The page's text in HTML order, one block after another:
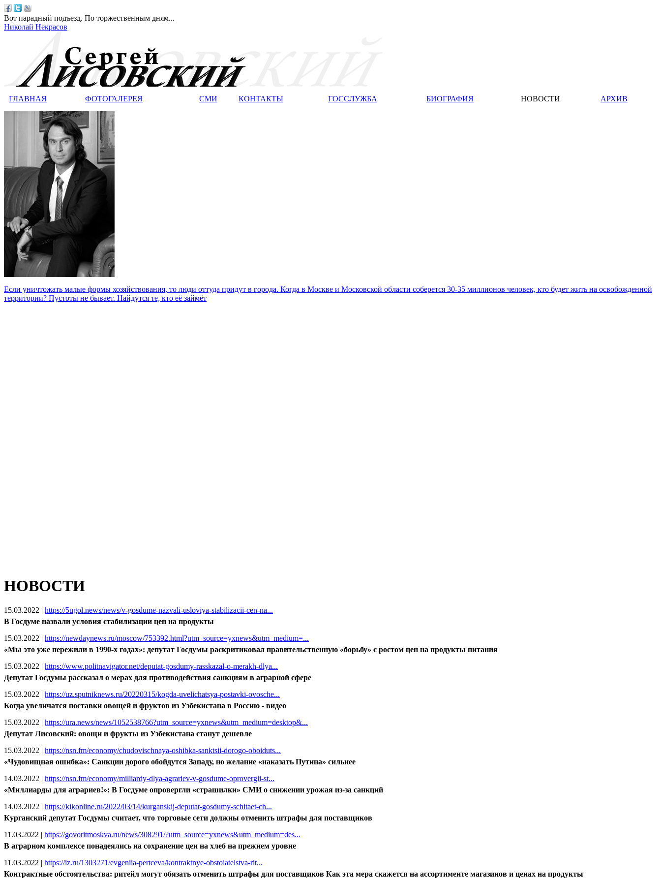
Вот парадный подъезд. По торжественным дням...
Николай Некрасов
ГЛАВНАЯ ФОТОГАЛЕРЕЯ СМИ КОНТАКТЫ ГОССЛУЖБА БИОГРАФИЯ НОВОСТИ АРХИВ
Если уничтожать малые формы хозяйствования, то люди оттуда придут в города. Когда в Москве и Московской области соберется 30-35 миллионов человек, кто будет жить на освобожденной
территории? Пустоты не бывает. Найдутся те, кто её займёт
НОВОСТИ
15.03.2022 | https://5ugol.news/news/v-gosdume-nazvali-usloviya-stabilizacii-cen-na...
В Госдуме назвали условия стабилизации цен на продукты
15.03.2022 | https://newdaynews.ru/moscow/753392.html?utm_source=yxnews&utm_medium=...
«Мы это уже пережили в 1990-х годах»: депутат Госдумы раскритиковал правительственную «борьбу» с ростом цен на продукты питания
15.03.2022 | https://www.politnavigator.net/deputat-gosdumy-rasskazal-o-merakh-dlya...
Депутат Госдумы рассказал о мерах для противодействия санкциям в аграрной сфере
15.03.2022 | https://uz.sputniknews.ru/20220315/kogda-uvelichatsya-postavki-ovosche...
Когда увеличатся поставки овощей и фруктов из Узбекистана в Россию - видео
15.03.2022 | https://ura.news/news/1052538766?utm_source=yxnews&utm_medium=desktop&...
Депутат Лисовский: овощи и фрукты из Узбекистана станут дешевле
15.03.2022 | https://nsn.fm/economy/chudovischnaya-oshibka-sanktsii-dorogo-oboiduts...
«Чудовищная ошибка»: Санкции дорого обойдутся Западу, но желание «наказать Путина» сильнее
14.03.2022 | https://nsn.fm/economy/milliardy-dlya-agrariev-v-gosdume-oprovergli-st...
«Миллиарды для аграриев!»: В Госдуме опровергли «страшилки» СМИ о снижении урожая из-за санкций
14.03.2022 | https://kikonline.ru/2022/03/14/kurganskij-deputat-gosdumy-schitaet-ch...
Курганский депутат Госдумы считает, что торговые сети должны отменить штрафы для поставщиков
11.03.2022 | https://govoritmoskva.ru/news/308291/?utm_source=yxnews&utm_medium=des...
В аграрном комплексе понадеялись на сохранение цен на хлеб на прежнем уровне
11.03.2022 | https://iz.ru/1303271/evgeniia-pertceva/kontraktnye-obstoiatelstva-rit...
Контрактные обстоятельства: ритейл могут обязать отменить штрафы для поставщиков Как эта мера скажется на ассортименте магазинов и ценах на продукты